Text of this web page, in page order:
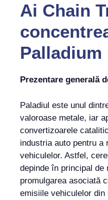
Ai Chain
Palladium
Prezentare generală
Paladiul este unul
valoroase metale, iar
convertizoarele
industria auto pentru a
vehiculelor. Astfel,
depinde în principal de
promulgarea asociată
emisiile vehiculelor din